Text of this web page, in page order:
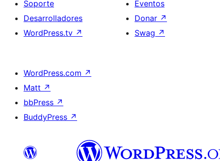
Soporte
Desarrolladores
WordPress.tv ↗
Eventos
Donar ↗
Swag ↗
WordPress.com ↗
Matt ↗
bbPress ↗
BuddyPress ↗